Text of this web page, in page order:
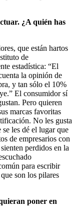
¿A quién has
que están hartos
de
estadística: “El
la opinión de
y tan sólo el 10%
El consumidor sí
Pero quieren
marcas favoritas
No les gusta
les dé el lugar que
de empresarios con
perdidos en la
para escribir
son los pilares
poner en